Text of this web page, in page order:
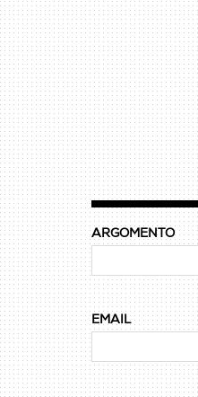
ARGOMENTO
EMAIL